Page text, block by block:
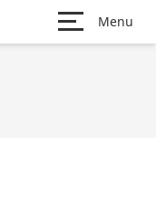
Menu